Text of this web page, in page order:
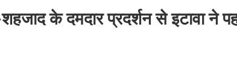
के दमदार प्रदर्शन से इटावा ने